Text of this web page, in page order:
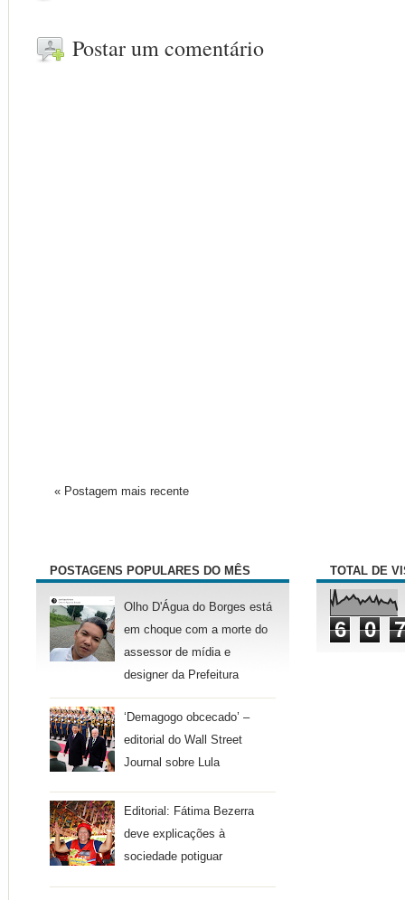
Postar um comentário
« Postagem mais recente
POSTAGENS POPULARES DO MÊS
Olho D'Água do Borges está
em choque com a morte do
assessor de mídia e
designer da Prefeitura
‘Demagogo obcecado’ –
editorial do Wall Street
Journal sobre Lula
Editorial: Fátima Bezerra
deve explicações à
sociedade potiguar
TOTAL DE
6 0 7